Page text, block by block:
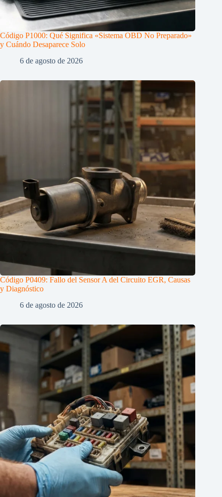
Código P1000: Qué Significa «Sistema OBD No Preparado»
y Cuándo Desaparece Solo
6 de agosto de 2026
Código P0409: Fallo del Sensor A del Circuito EGR, Causas
y Diagnóstico
6 de agosto de 2026